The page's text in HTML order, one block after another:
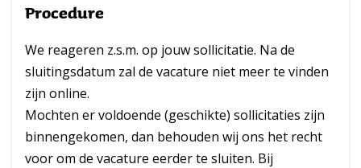
Procedure
We reageren z.s.m. op jouw sollicitatie. Na de
sluitingsdatum zal de vacature niet meer te vinden
zijn online.
Mochten er voldoende (geschikte) sollicitaties zijn
binnengekomen, dan behouden wij ons het recht
voor om de vacature eerder te sluiten. Bij